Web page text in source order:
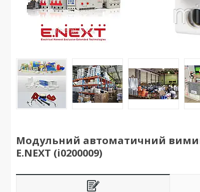
Модульний автоматичний
E.NEXT (i0200009)